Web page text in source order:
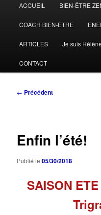
principal
ACCUEIL BIEN-ÊTRE
COACH BIEN-ÊTRE
ARTICLES Je suis
CONTACT
Navigation
← Précédent
Enfin l’été!
Publié le05/30/2018
SAISON